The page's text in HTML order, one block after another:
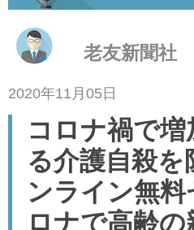
老友新聞社
2020年11月05日
コロナ禍で
る介護自殺
ンライン無料
ロナで高齢